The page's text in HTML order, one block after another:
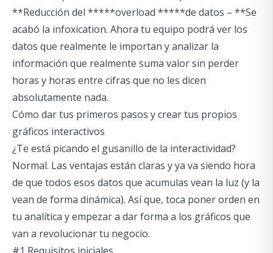
**Reducción del *****overload *****de datos – **Se
acabó la infoxication. Ahora tu equipo podrá ver los
datos que realmente le importan y analizar la
información que realmente suma valor sin perder
horas y horas entre cifras que no les dicen
absolutamente nada.
Cómo dar tus primeros pasos y crear tus propios
gráficos interactivos
¿Te está picando el gusanillo de la interactividad?
Normal. Las ventajas están claras y ya va siendo hora
de que todos esos datos que acumulas vean la luz (y la
vean de forma dinámica). Así que, toca poner orden en
tu analítica y empezar a dar forma a los gráficos que
van a revolucionar tu negocio.